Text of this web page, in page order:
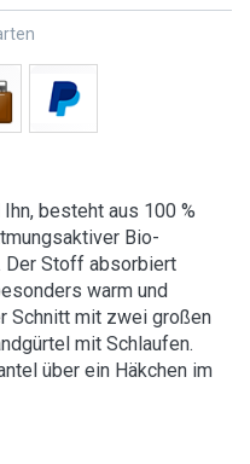
besteht aus 100 %
Bio-
Der Stoff absorbiert
warm und
Schnitt mit zwei großen
mit Schlaufen.
über ein Häkchen im